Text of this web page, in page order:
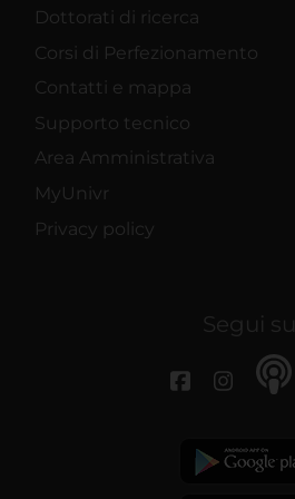
Dottorati di ricerca
Corsi di Perfezionamento
Contatti e mappa
Supporto tecnico
Area Amministrativa
MyUnivr
Privacy policy
Segui su